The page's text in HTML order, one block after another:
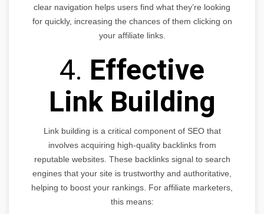
clear navigation helps users find what they’re looking
for quickly, increasing the chances of them clicking on
your affiliate links.
4. Effective
Link Building
Link building is a critical component of SEO that
involves acquiring high-quality backlinks from
reputable websites. These backlinks signal to search
engines that your site is trustworthy and authoritative,
helping to boost your rankings. For affiliate marketers,
this means: